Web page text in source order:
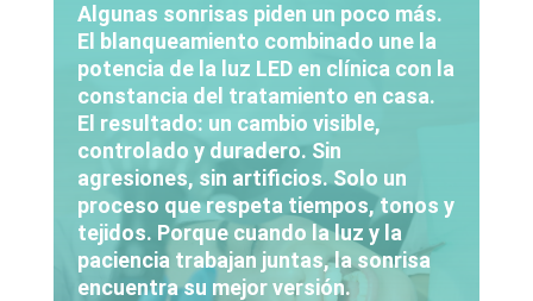
Algunas sonrisas piden un poco más.
El blanqueamiento combinado une la
potencia de la luz LED en clínica con la
constancia del tratamiento en casa.
El resultado: un cambio visible,
controlado y duradero. Sin
agresiones, sin artificios. Solo un
proceso que respeta tiempos, tonos y
tejidos. Porque cuando la luz y la
paciencia trabajan juntas, la sonrisa
encuentra su mejor versión.